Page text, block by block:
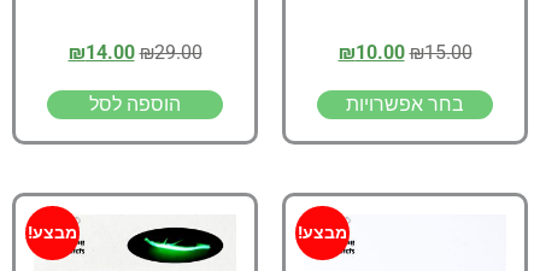
₪15.00
₪10.00
בחר אפשרויות
₪29.00
₪14.00
הוספה לסל
מבצע! מבצע!